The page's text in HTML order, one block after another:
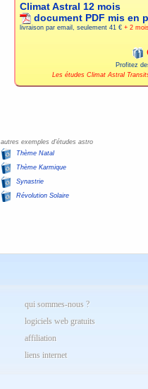
Climat Astral 12 mois
document PDF mis en
livraison par email, seulement 41 € + 2
Profitez
Les études Climat Astral
autres exemples d'études astro
Thème Natal
Thème Karmique
Synastrie
Révolution Solaire
qui sommes-nous ?
logiciels web gratuits
affiliation
liens internet